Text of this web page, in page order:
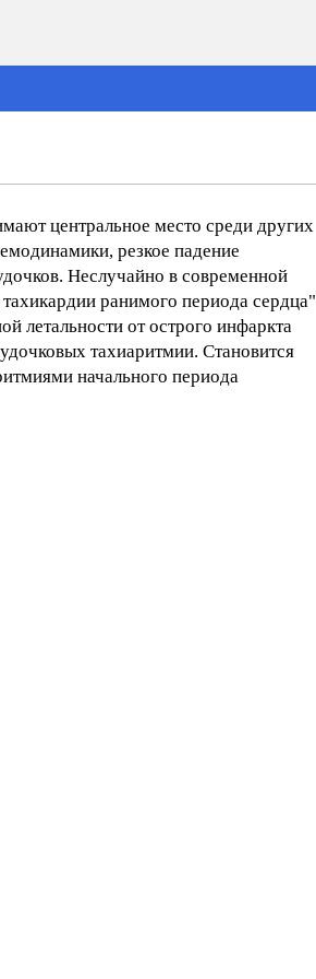
центральное место среди других
резкое падение
Неслучайно в современной
ранимого периода сердца"
летальности от острого инфаркта
тахиаритмии. Становится
начального периода